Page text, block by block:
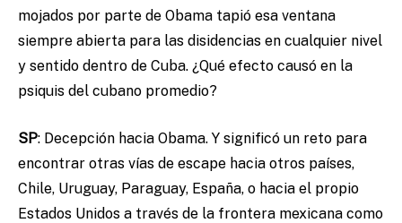
mojados por parte de Obama tapió esa ventana
siempre abierta para las disidencias en cualquier nivel
y sentido dentro de Cuba. ¿Qué efecto causó en la
psiquis del cubano promedio?
SP: Decepción hacia Obama. Y significó un reto para
encontrar otras vías de escape hacia otros países,
Chile, Uruguay, Paraguay, España, o hacia el propio
Estados Unidos a través de la frontera mexicana como